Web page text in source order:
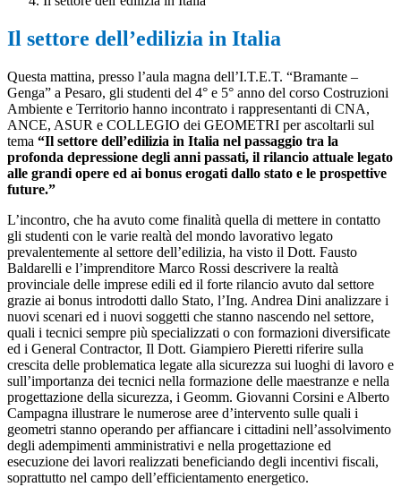
Il settore dell’edilizia in Italia
Questa mattina, presso l’aula magna dell’I.T.E.T. “Bramante –
Genga” a Pesaro, gli studenti del 4° e 5° anno del corso Costruzioni
Ambiente e Territorio hanno incontrato i rappresentanti di CNA,
ANCE, ASUR e COLLEGIO dei GEOMETRI per ascoltarli sul
tema “Il settore dell’edilizia in Italia nel passaggio tra la
profonda depressione degli anni passati, il rilancio attuale legato
alle grandi opere ed ai bonus erogati dallo stato e le prospettive
future.”
L’incontro, che ha avuto come finalità quella di mettere in contatto
gli studenti con le varie realtà del mondo lavorativo legato
prevalentemente al settore dell’edilizia, ha visto il Dott. Fausto
Baldarelli e l’imprenditore Marco Rossi descrivere la realtà
provinciale delle imprese edili ed il forte rilancio avuto dal settore
grazie ai bonus introdotti dallo Stato, l’Ing. Andrea Dini analizzare i
nuovi scenari ed i nuovi soggetti che stanno nascendo nel settore,
quali i tecnici sempre più specializzati o con formazioni diversificate
ed i General Contractor, Il Dott. Giampiero Pieretti riferire sulla
crescita delle problematica legate alla sicurezza sui luoghi di lavoro e
sull’importanza dei tecnici nella formazione delle maestranze e nella
progettazione della sicurezza, i Geomm. Giovanni Corsini e Alberto
Campagna illustrare le numerose aree d’intervento sulle quali i
geometri stanno operando per affiancare i cittadini nell’assolvimento
degli adempimenti amministrativi e nella progettazione ed
esecuzione dei lavori realizzati beneficiando degli incentivi fiscali,
soprattutto nel campo dell’efficientamento energetico.